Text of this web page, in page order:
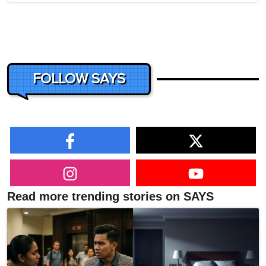
FOLLOW SAYS
Read more trending stories on SAYS